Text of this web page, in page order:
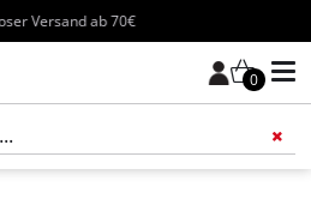
Versand ab 70€
0